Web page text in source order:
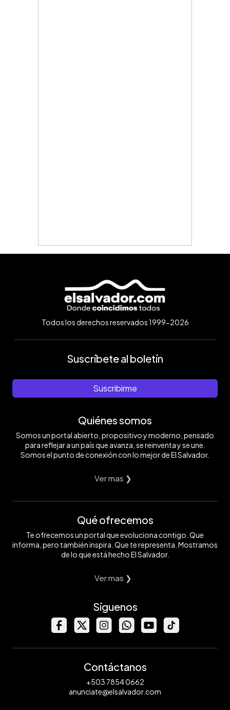
Todos los derechos reservados 1999-2026
Suscríbete al boletín
Suscribirme
Quiénes somos
Somos un portal abierto, propositivo y moderno, pensado
para reflejar a un país que avanza, se reinventa y se une.
Somos el punto de conexión con lo mejor de El Salvador.
Ver mas ❯
Qué ofrecemos
Te ofrecemos un portal que evoluciona contigo. Que
informa, pero también inspira. Que te representa. Mostramos
de lo que está hecho El Salvador.
Ver mas ❯
Síguenos
Contáctanos
+503 7854 0662
anunciate@elsalvador.com